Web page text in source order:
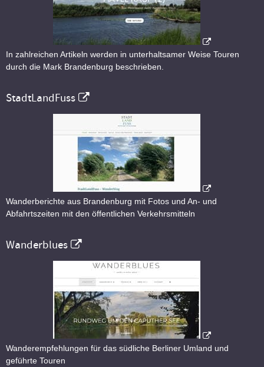
In zahlreichen Artikeln werden in unterhaltsamer Weise Touren
durch die Mark Brandenburg beschrieben.
StadtLandFuss
Wanderberichte aus Brandenburg mit Fotos und An- und
Abfahrtszeiten mit den öffentlichen Verkehrsmitteln
Wanderblues
Wanderempfehlungen für das südliche Berliner Umland und
geführte Touren